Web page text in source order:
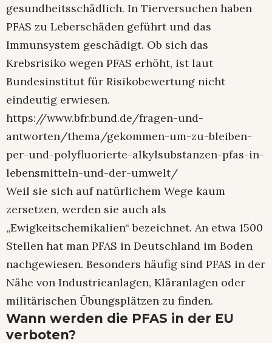
gesundheitsschädlich. In Tierversuchen haben
PFAS zu Leberschäden geführt und das
Immunsystem geschädigt. Ob sich das
Krebsrisiko wegen PFAS erhöht, ist laut
Bundesinstitut für Risikobewertung nicht
eindeutig erwiesen.
https://www.bfr.bund.de/fragen-und-
antworten/thema/gekommen-um-zu-bleiben-
per-und-polyfluorierte-alkylsubstanzen-pfas-in-
lebensmitteln-und-der-umwelt/
Weil sie sich auf natürlichem Wege kaum
zersetzen, werden sie auch als
„Ewigkeitschemikalien“ bezeichnet. An etwa 1500
Stellen hat man PFAS in Deutschland im Boden
nachgewiesen. Besonders häufig sind PFAS in der
Nähe von Industrieanlagen, Kläranlagen oder
militärischen Übungsplätzen zu finden.
Wann werden die PFAS in der EU
verboten?